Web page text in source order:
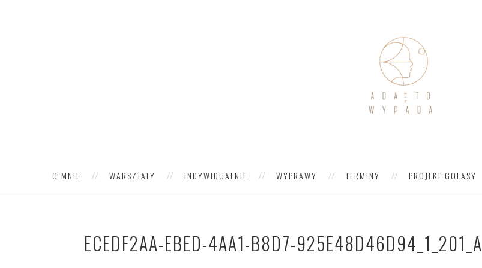
O MNIE WARSZTATY INDYWIDUALNIE WYPRAWY TERMINY PROJEKT GOLASY
ECEDF2AA-EBED-4AA1-B8D7-925E48D46D94_1_201_A